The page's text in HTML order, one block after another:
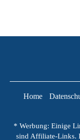
Home
* Werbung: Einige
sind Affiliate-Links.